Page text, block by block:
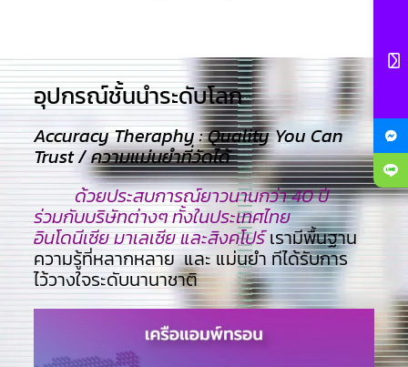
อุปกรณ์ชั้นนำระดับโลก​
Accuracy Theraphy : Quality You Can
Trust / ความแม่นยำที่วัดได้
ด้วยประสบการณ์ยาวนานกว่า 40 ปี
ร่วมกับบริษัทต่างๆ ทั้งในประเทศไทย
อินโดนีเซีย มาเลเซีย และสิงคโปร์เรามีพื้นฐาน
ความรู้ที่หลากหลาย และ แม่นยำ ทีไ่ด้รับการ
ไว้วางใจระดับนานาชาติ